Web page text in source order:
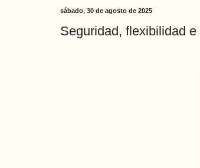
sábado, 30 de agosto de 2025
Seguridad, flexibilidad